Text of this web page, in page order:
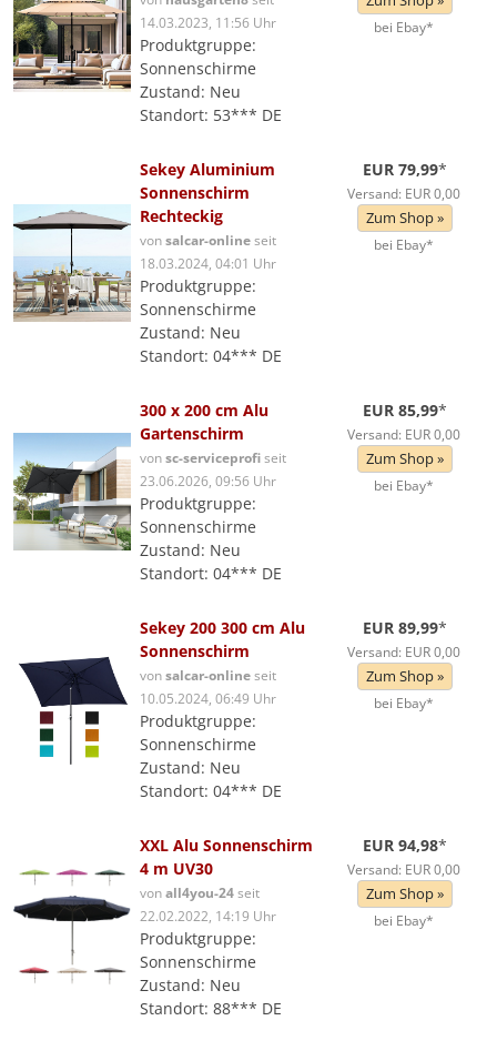
14.03.2023, 11:56 Uhr
Produktgruppe:
Sonnenschirme
Zustand: Neu
Standort: 53*** DE
bei Ebay*
Sekey Aluminium
Sonnenschirm
Rechteckig
vonsalcar-onlineseit
18.03.2024, 04:01 Uhr
Produktgruppe:
Sonnenschirme
Zustand: Neu
Standort: 04*** DE
EUR 79,99*
Versand: EUR 0,00
Zum Shop »
bei Ebay*
300 x 200 cm Alu
Gartenschirm
vonsc-serviceprofiseit
23.06.2026, 09:56 Uhr
Produktgruppe:
Sonnenschirme
Zustand: Neu
Standort: 04*** DE
EUR 85,99*
Versand: EUR 0,00
Zum Shop »
bei Ebay*
Sekey 200 300 cm Alu
Sonnenschirm
vonsalcar-onlineseit
10.05.2024, 06:49 Uhr
Produktgruppe:
Sonnenschirme
Zustand: Neu
Standort: 04*** DE
EUR 89,99*
Versand: EUR 0,00
Zum Shop »
bei Ebay*
XXL Alu Sonnenschirm
4 m UV30
vonall4you-24seit
22.02.2022, 14:19 Uhr
Produktgruppe:
Sonnenschirme
Zustand: Neu
Standort: 88*** DE
EUR 94,98*
Versand: EUR 0,00
Zum Shop »
bei Ebay*